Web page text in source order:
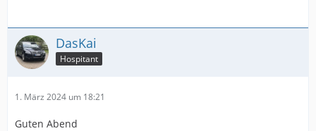
DasKai
Hospitant
1. März 2024 um 18:21
Guten Abend